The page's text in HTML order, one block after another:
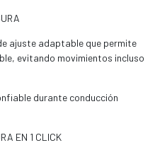
ajuste adaptable que permite
evitando movimientos incluso
durante conducción
EN 1 CLICK